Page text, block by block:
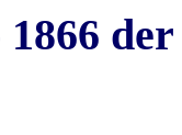
1866